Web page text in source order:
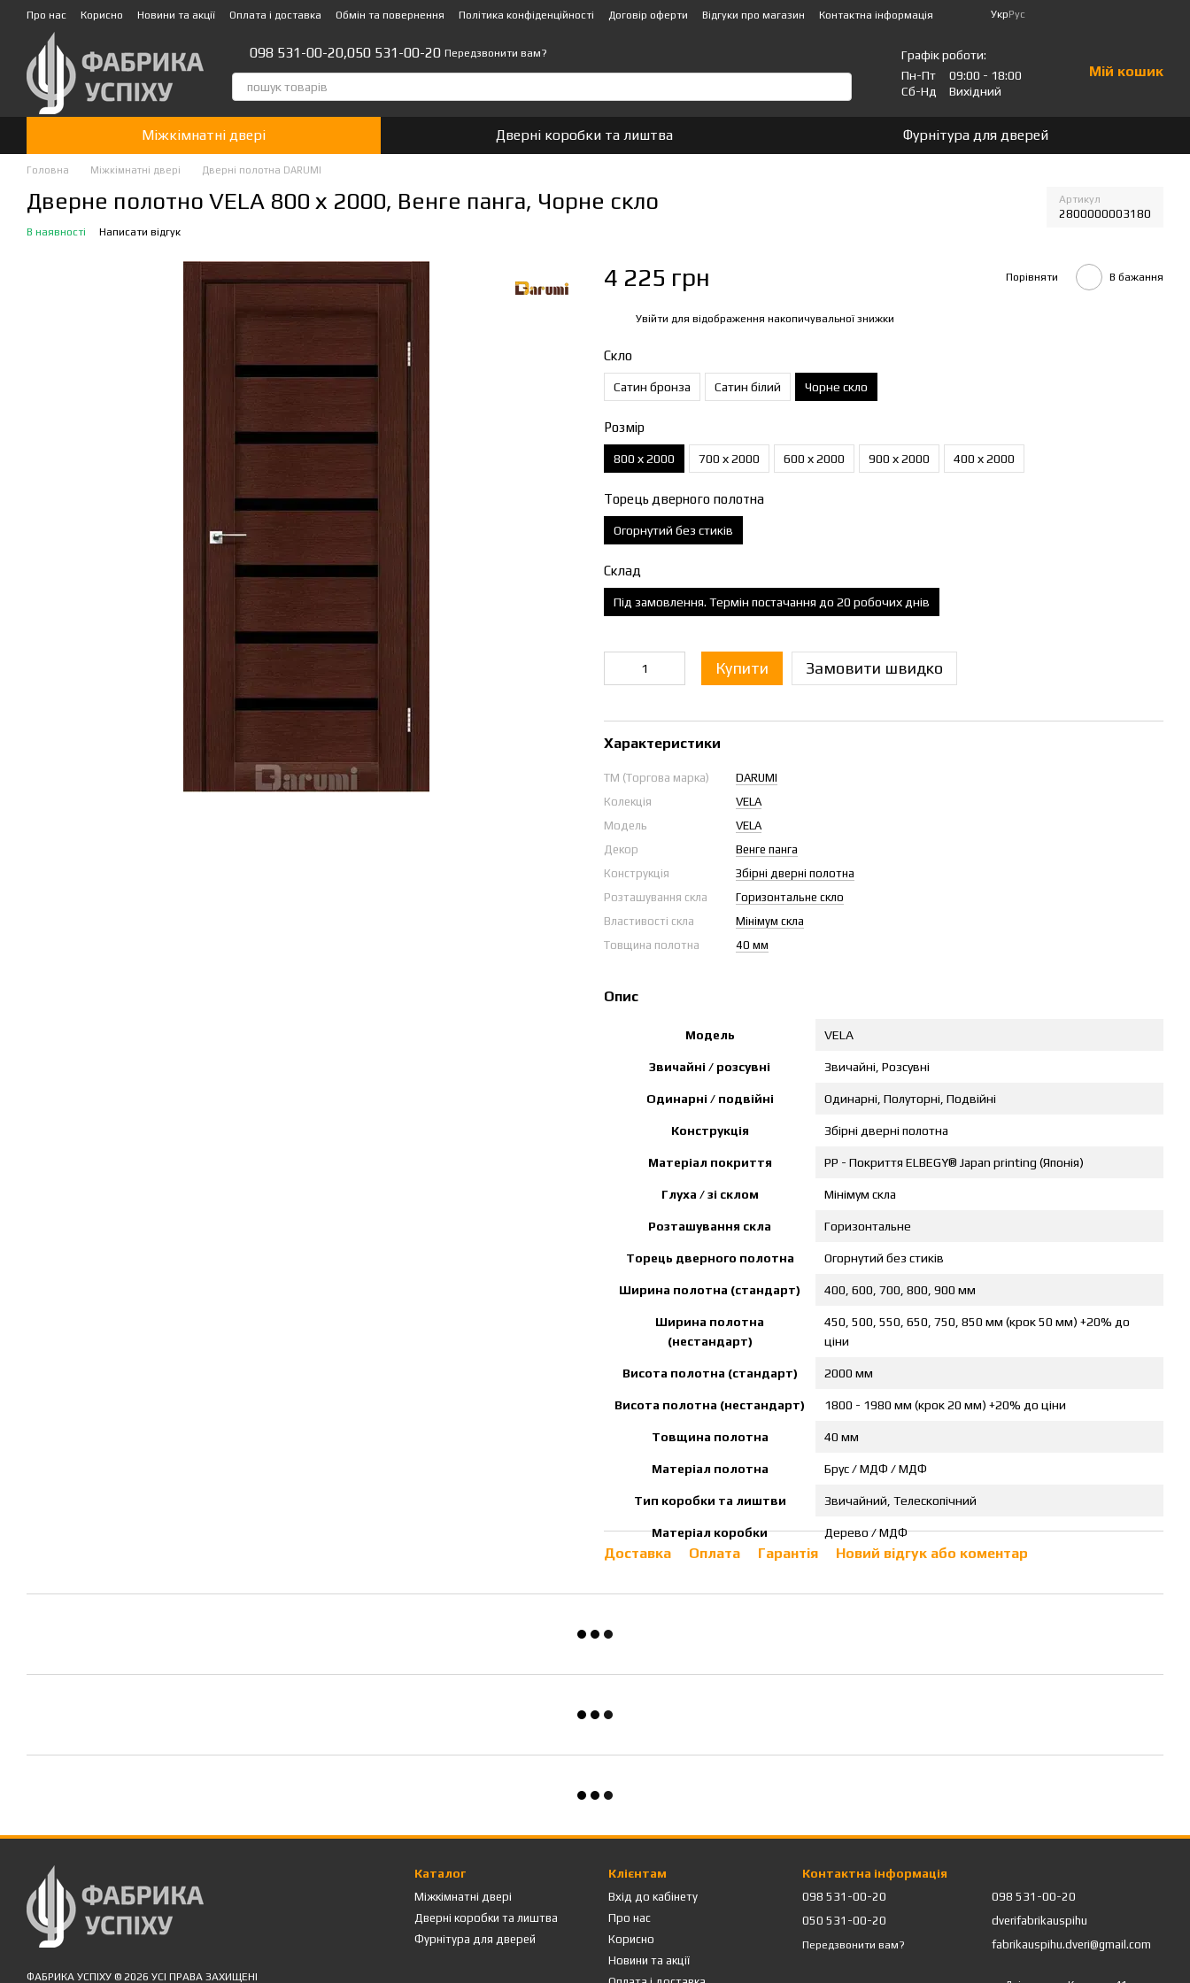
Перейти до основного контенту
Про нас Корисно Новини та акції Оплата і доставка Обмін та повернення Політика конфіденційності Договір оферти Відгуки про магазин
Контактна інформація
Стати партнером!👍
УкрРус
098 531-00-20,050 531-00-20 Передзвонити вам?
Графік роботи:
Пн-Пт
09:00 - 18:00
Сб-Нд
Вихідний
Мій кошик
Міжкімнатні двері Дверні коробки та лиштва Фурнітура для дверей
Головна Міжкімнатні двері Дверні полотна DARUMI
Дверне полотно VELA 800 х 2000, Венге панга, Чорне скло Артикул
2800000003180
В наявності Написати відгук
4 225 грн Порівняти В бажання
Увійти для відображення накопичувальної знижки
Скло
Сатин бронза Сатин білий Чорне скло
Розмір
800 х 2000 700 х 2000 600 х 2000 900 х 2000 400 х 2000
Торець дверного полотна
Огорнутий без стиків
Склад
Під замовлення. Термін постачання до 20 робочих днів
Купити Замовити швидко
Характеристики
ТМ (Торгова марка)
DARUMI
Колекція
VELA
Модель
VELA
Декор
Венге панга
Конструкція
Збірні дверні полотна
Розташування скла
Горизонтальне скло
Властивості скла
Мінімум скла
Товщина полотна
40 мм
Опис
Модель VELA
Звичайні / розсувні Звичайні, Розсувні
Одинарні / подвійні Одинарні, Полуторні, Подвійні
Конструкція Збірні дверні полотна
Матеріал покриття PP - Покриття ELBEGY® Japan printing (Японія)
Глуха / зі склом Мінімум скла
Розташування скла Горизонтальне
Торець дверного полотна Огорнутий без стиків
Ширина полотна (стандарт) 400, 600, 700, 800, 900 мм
Ширина полотна
(нестандарт)
450, 500, 550, 650, 750, 850 мм (крок 50 мм) +20% до
ціни
Висота полотна (стандарт) 2000 мм
Висота полотна (нестандарт) 1800 - 1980 мм (крок 20 мм) +20% до ціни
Товщина полотна 40 мм
Матеріал полотна Брус / МДФ / МДФ
Тип коробки та лиштви Звичайний, Телескопічний
Матеріал коробки Дерево / МДФ
Доставка Оплата Гарантія Новий відгук або коментар
ФАБРИКА УСПІХУ © 2026 УСІ ПРАВА ЗАХИЩЕНІ
Каталог
Міжкімнатні двері
Дверні коробки та лиштва
Фурнітура для дверей
Клієнтам
Вхід до кабінету
Про нас
Корисно
Новини та акції
Контактна інформація
098 531-00-20
050 531-00-20
Передзвонити вам?
098 531-00-20
dverifabrikauspihu
fabrikauspihu.dveri@gmail.com